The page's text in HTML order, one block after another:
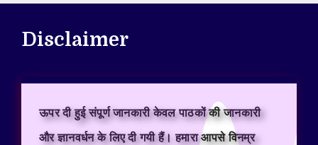
Disclaimer
ऊपर दी हुई संपूर्ण जानकारी केवल पाठकों की जानकारी
और ज्ञानवर्धन के लिए दी गयी हैं। हमारा आपसे विनम्र